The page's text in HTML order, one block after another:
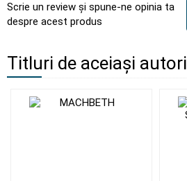
Scrie un review și spune-ne opinia ta
despre acest produs
Titluri de aceiași autori